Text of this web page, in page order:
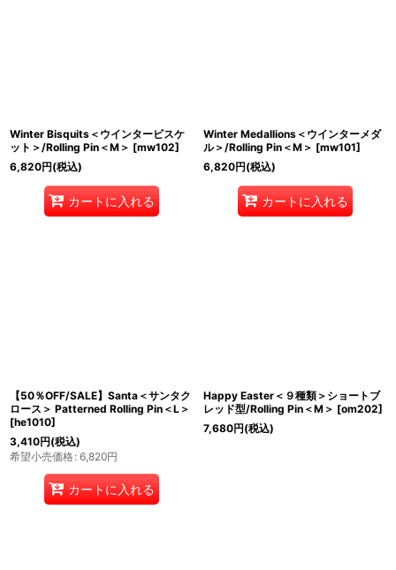
Winter Bisquits＜ウインタービスケ
ット＞/Rolling Pin＜M＞ [mw102]
6,820円(税込)
カートに入れる
Winter Medallions＜ウインターメダ
ル＞/Rolling Pin＜M＞ [mw101]
6,820円(税込)
カートに入れる
【50％OFF/SALE】Santa＜サンタク
ロース＞ Patterned Rolling Pin＜L＞
[he1010]
3,410円(税込)
希望小売価格: 6,820円
カートに入れる
Happy Easter＜９種類＞ショートブ
レッド型/Rolling Pin＜M＞ [om202]
7,680円(税込)